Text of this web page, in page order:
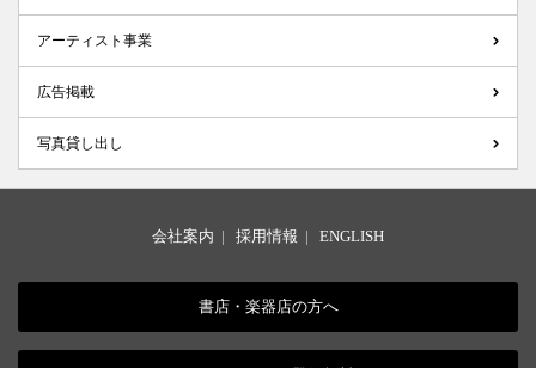
アーティスト事業
広告掲載
写真貸し出し
会社案内 | 採用情報 | ENGLISH
書店・楽器店の方へ